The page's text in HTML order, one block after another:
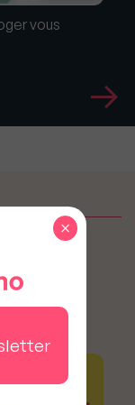
vous
DE
×